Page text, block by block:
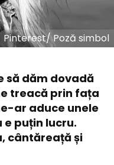
Pinterest/Poză simbol
să dăm dovadă
treacă prin fața
ar aduce unele
puțin lucru.
cântăreață și